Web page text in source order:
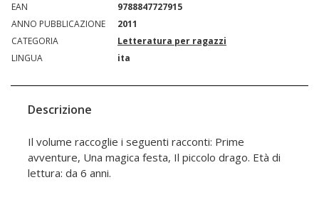
EAN
9788847727915
ANNO PUBBLICAZIONE
2011
CATEGORIA
Letteratura per ragazzi
LINGUA
ita
Descrizione
Il volume raccoglie i seguenti racconti: Prime
avventure, Una magica festa, Il piccolo drago. Età di
lettura: da 6 anni.